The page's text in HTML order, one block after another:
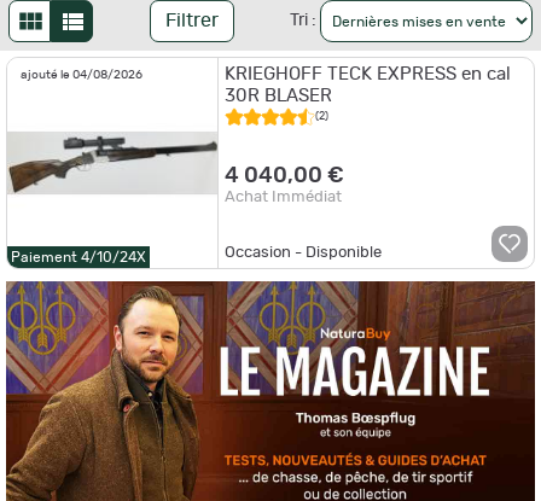
Filtrer Tri :
ajouté le 04/08/2026
Paiement 4/10/24X
KRIEGHOFF TECK EXPRESS en cal
30R BLASER
(2)
4 040,00 €
Achat Immédiat
Occasion - Disponible